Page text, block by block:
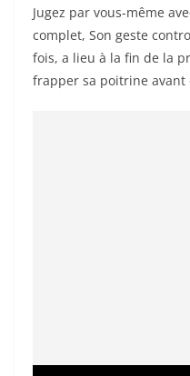
Jugez par vous-même
complet, Son geste
fois, a lieu à la fin de la
frapper sa poitrine avant